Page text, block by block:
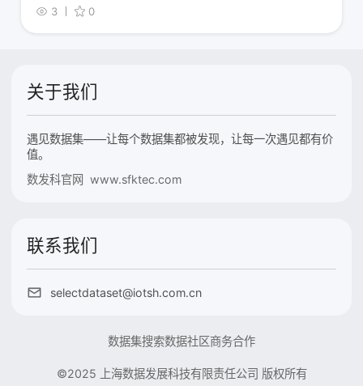
3
0
关于我们
遇见数据集——让每个数据集都被发现，让每一次遇见都有价
值。
数发科官网 www.sfktec.com
联系我们
selectdataset@iotsh.com.cn
数据集搜索数据社区商务合作
©2025 上海数据发展科技有限责任公司 版权所有